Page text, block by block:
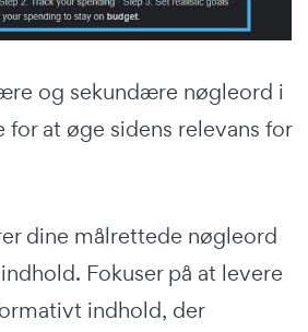
og sekundære nøgleord i
for at øge sidens relevans for
dine målrettede nøgleord
Fokuser på at levere
indhold, der